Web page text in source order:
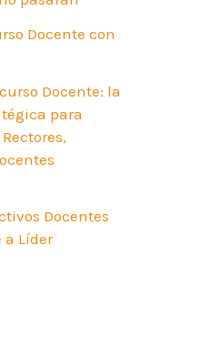
Docente con
Docente: la
para
Docentes
a Líder